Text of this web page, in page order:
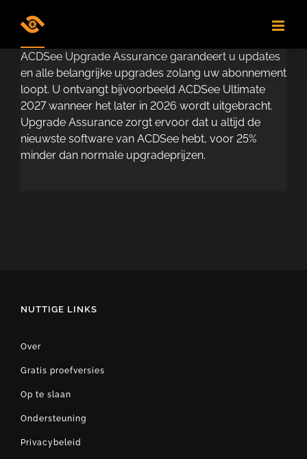
ACDSee Upgrade Assurance garandeert u updates
en alle belangrijke upgrades zolang uw abonnement
loopt. U ontvangt bijvoorbeeld ACDSee Ultimate
2027 wanneer het later in 2026 wordt uitgebracht.
Upgrade Assurance zorgt ervoor dat u altijd de
nieuwste software van ACDSee hebt, voor 25%
minder dan normale upgradeprijzen.
NUTTIGE LINKS
Over
Gratis proefversies
Op te slaan
Ondersteuning
Privacybeleid